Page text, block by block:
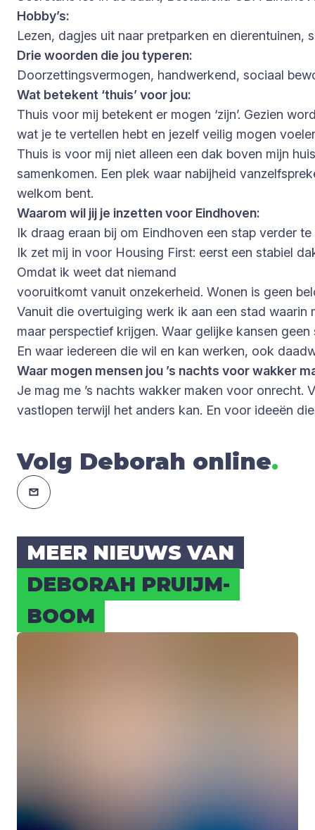
Hobby’s:
Lezen, dagjes uit naar pretparken en dierentuinen,
Drie woorden die jou typeren:
Doorzettingsvermogen, handwerkend, sociaal
Wat betekent ‘thuis’ voor jou:
Thuis voor mij betekent er mogen ‘zijn’. Gezien
wat je te vertellen hebt en jezelf veilig mogen
Thuis is voor mij niet alleen een dak boven mijn
samenkomen. Een plek waar nabijheid
welkom bent.
Waarom wil jij je inzetten voor Eindhoven:
Ik draag eraan bij om Eindhoven een stap verder
Ik zet mij in voor Housing First: eerst een stabiel
Omdat ik weet dat niemand
vooruitkomt vanuit onzekerheid. Wonen is geen
Vanuit die overtuiging werk ik aan een stad waarin
maar perspectief krijgen. Waar gelijke kansen
En waar iedereen die wil en kan werken, ook
Waar mogen mensen jou ’s nachts voor wakker
Je mag me ’s nachts wakker maken voor onrecht.
vastlopen terwijl het anders kan. En voor ideeën
Volg Deborah online.
MEER NIEUWS VAN
DEBO­RAH PRUIJM­
BOOM